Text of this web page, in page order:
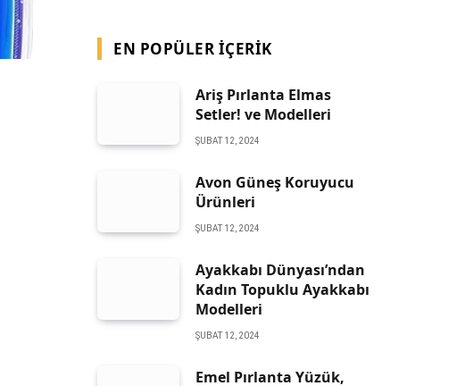
EN POPÜLER İÇERIK
Ariş Pırlanta Elmas
Setler! ve Modelleri
ŞUBAT 12, 2024
Avon Güneş Koruyucu
Ürünleri
ŞUBAT 12, 2024
Ayakkabı Dünyası’ndan
Kadın Topuklu Ayakkabı
Modelleri
ŞUBAT 12, 2024
Emel Pırlanta Yüzük,